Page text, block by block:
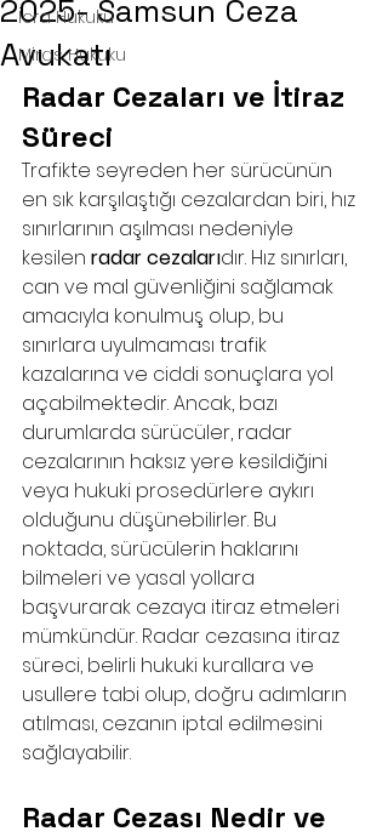
İcra Hukuku
Miras Hukuku
2025- Samsun Ceza
Avukatı
Radar Cezaları ve İtiraz
Süreci
Trafikte seyreden her sürücünün
en sık karşılaştığı cezalardan biri, hız
sınırlarının aşılması nedeniyle
kesilen radar cezalarıdır. Hız sınırları,
can ve mal güvenliğini sağlamak
amacıyla konulmuş olup, bu
sınırlara uyulmaması trafik
kazalarına ve ciddi sonuçlara yol
açabilmektedir. Ancak, bazı
durumlarda sürücüler, radar
cezalarının haksız yere kesildiğini
veya hukuki prosedürlere aykırı
olduğunu düşünebilirler. Bu
noktada, sürücülerin haklarını
bilmeleri ve yasal yollara
başvurarak cezaya itiraz etmeleri
mümkündür. Radar cezasına itiraz
süreci, belirli hukuki kurallara ve
usullere tabi olup, doğru adımların
atılması, cezanın iptal edilmesini
sağlayabilir.
Radar Cezası Nedir ve